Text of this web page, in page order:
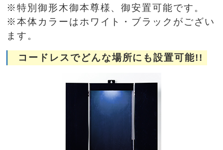
※特別御形木御本尊様、御安置可能です。
※本体カラーはホワイト・ブラックがござい
ます。
コードレスでどんな場所にも設置可能!!